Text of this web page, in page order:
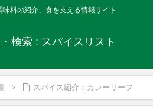
料の紹介、食を支える情報サイト
検索 : スパイスリスト
スパイス紹介：カレーリーフ